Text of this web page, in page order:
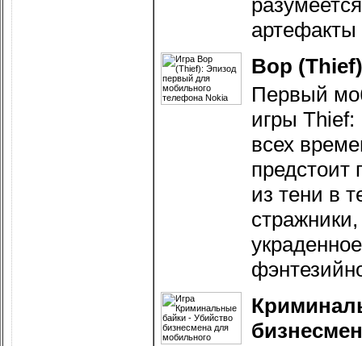
артефакты
Вор
Первый
игры
всех
предстоит
из тени в